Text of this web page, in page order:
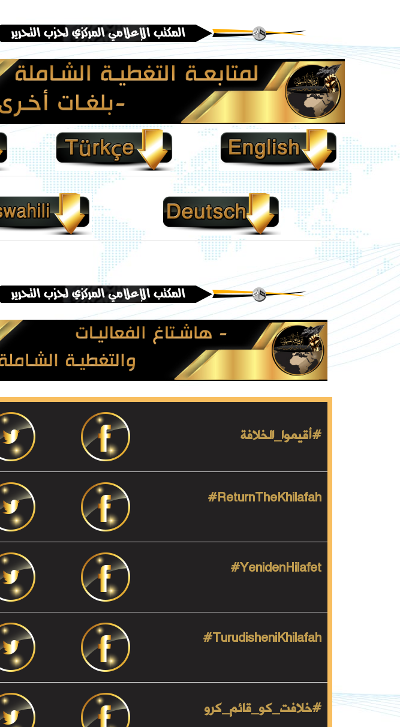
#أقيموا_الخلافة
#ReturnTheKhilafah
YenidenHilafet#
TurudisheniKhilafah#
#خلافت_كو_قائم_كرو